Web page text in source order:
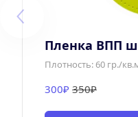
Пленка ВПП
Плотность: 60 гр./
300₽ 350₽